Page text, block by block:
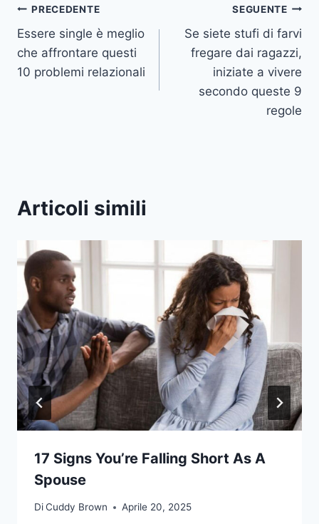
Navigazione
articoli
PRECEDENTE
Essere single è meglio
che affrontare questi
10 problemi relazionali
SEGUENTE
Se siete stufi di farvi
fregare dai ragazzi,
iniziate a vivere
secondo queste 9
regole
Articoli simili
17 Signs You’re Falling Short As A
Spouse
DiCuddy Brown Aprile 20, 2025